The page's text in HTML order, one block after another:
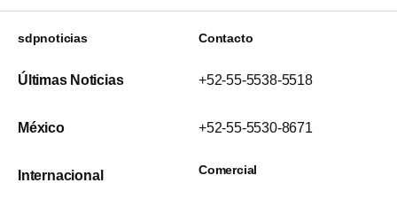
sdpnoticias
Últimas Noticias
México
Internacional
Contacto
+52-55-5538-5518
+52-55-5530-8671
Comercial